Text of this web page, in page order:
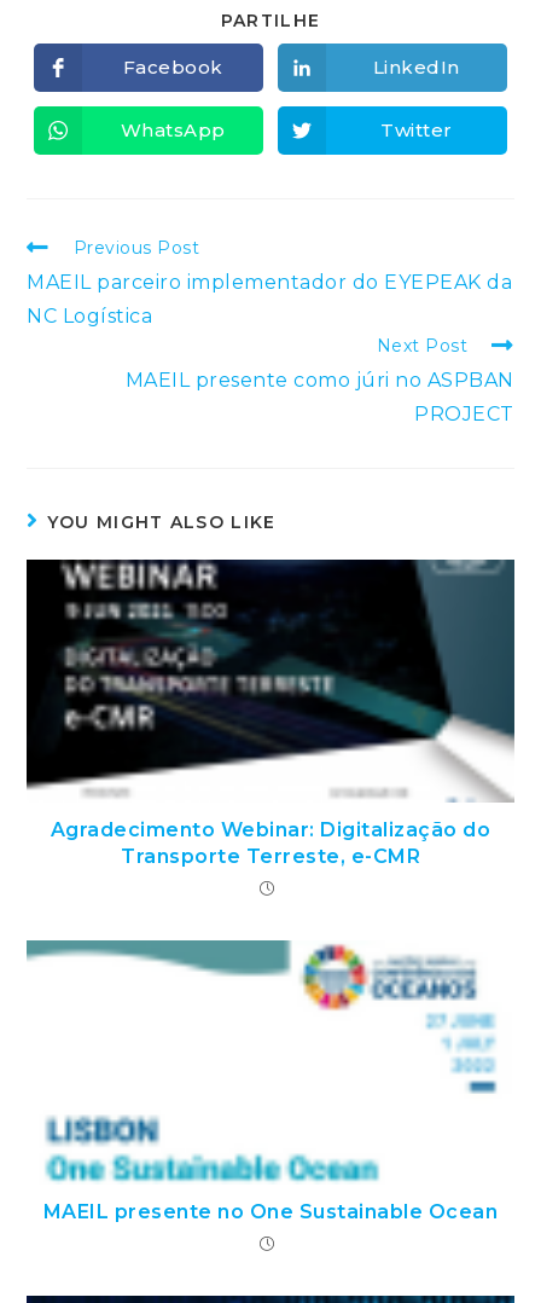
PARTILHE
Opens
in
a
new
window
Facebook Opens
in
a
new
window
LinkedIn
Opens
in
WhatsApp Opens
in
Twitter
Read
articles
Previous Post
MAEIL parceiro implementador do EYEPEAK da
NC Logística
Next Post
MAEIL presente como júri no ASPBAN
PROJECT
YOU MIGHT ALSO LIKE
Agradecimento Webinar: Digitalização do
Transporte Terreste, e-CMR
MAEIL presente no One Sustainable Ocean